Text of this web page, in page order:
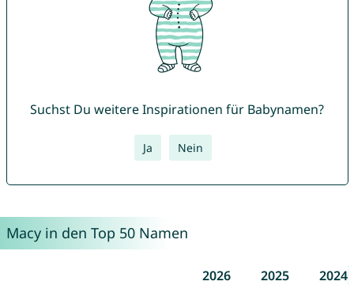
Suchst Du weitere Inspirationen für Babynamen?
Ja Nein
Macy in den Top 50 Namen
2026 2025 2024